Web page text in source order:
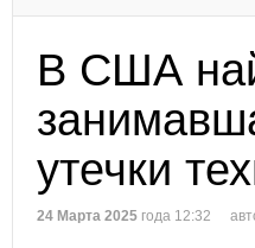
В США
утечки
24 Марта 2025 года 12:32